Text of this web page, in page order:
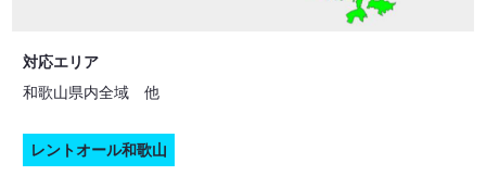
対応エリア
和歌山県内全域 他
レントオール和歌山